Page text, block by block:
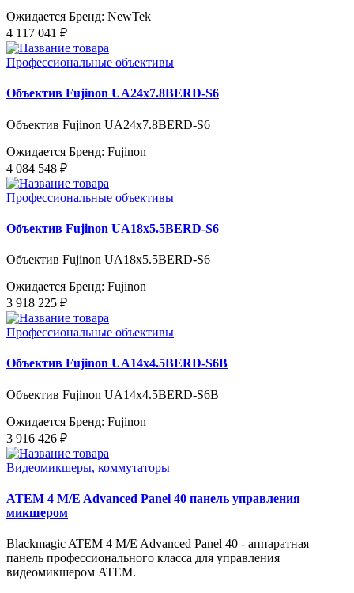
Ожидается Бренд: NewTek
4 117 041 ₽
Профессиональные объективы
Объектив Fujinon UA24x7.8BERD-S6
Объектив Fujinon UA24x7.8BERD-S6
Ожидается Бренд: Fujinon
4 084 548 ₽
Профессиональные объективы
Объектив Fujinon UA18x5.5BERD-S6
Объектив Fujinon UA18x5.5BERD-S6
Ожидается Бренд: Fujinon
3 918 225 ₽
Профессиональные объективы
Объектив Fujinon UA14x4.5BERD-S6B
Объектив Fujinon UA14x4.5BERD-S6B
Ожидается Бренд: Fujinon
3 916 426 ₽
Видеомикшеры, коммутаторы
ATEM 4 M/E Advanced Panel 40 панель управления
микшером
Blackmagic ATEM 4 M/E Advanced Panel 40 - аппаратная
панель профессионального класса для управления
видеомикшером ATEM.